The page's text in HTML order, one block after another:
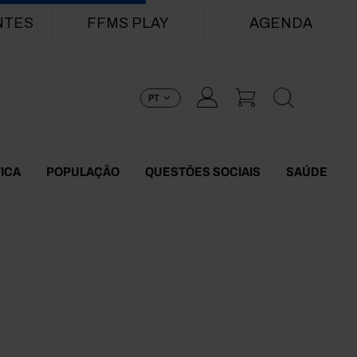
FFMS PLAY AGENDA
PT
POPULAÇÃO QUESTÕES SOCIAIS SAÚDE